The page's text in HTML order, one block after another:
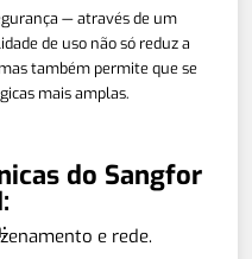
— através de um
de uso não só reduz a
também permite que se
mais amplas.
do Sangfor
e rede.